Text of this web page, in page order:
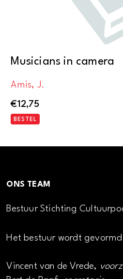
Musicians in camera
Amis, J.
€12,75
BESTEL
ONS TEAM
Bestuur Stichting
Het bestuur wordt
Vincent van de Vrede,